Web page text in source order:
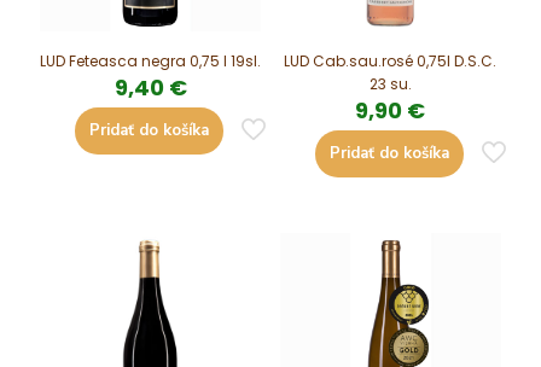
LUD Feteasca negra 0,75 l 19sl.
9,40 €
Pridať do košíka
LUD Cab.sau.rosé 0,75l D.S.C.
23 su.
9,90 €
Pridať do košíka